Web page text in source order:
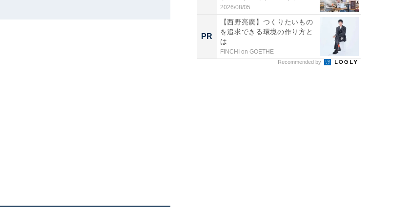
2026/08/05
PR
【西野亮廣】つくりたいもの
を追求できる環境の作り方と
は
FINCHI on GOETHE
Recommended by